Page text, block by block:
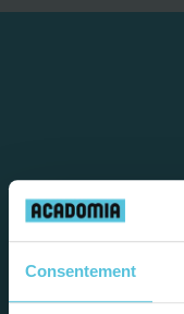
Consentement
Étape 1